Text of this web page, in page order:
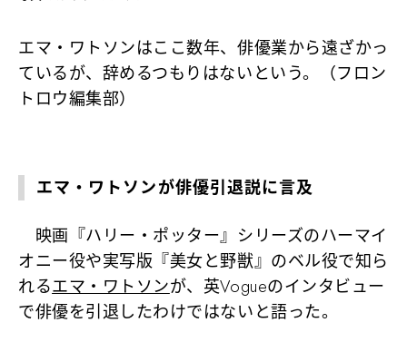
エマ・ワトソンはここ数年、俳優業から遠ざかっ
ているが、辞めるつもりはないという。（フロン
トロウ編集部）
エマ・ワトソンが俳優引退説に言及
映画『ハリー・ポッター』シリーズのハーマイ
オニー役や実写版『美女と野獣』のベル役で知ら
れるエマ・ワトソンが、英Vogueのインタビュー
で俳優を引退したわけではないと語った。